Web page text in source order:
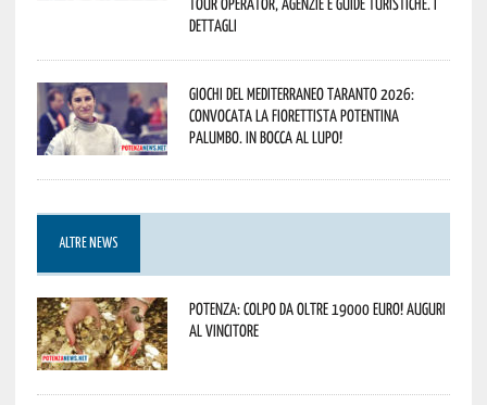
dettagli
Giochi del Mediterraneo Taranto 2026:
convocata la fiorettista potentina
Palumbo. In bocca al lupo!
ALTRE NEWS
Potenza: colpo da oltre 19000 Euro! Auguri
al vincitore